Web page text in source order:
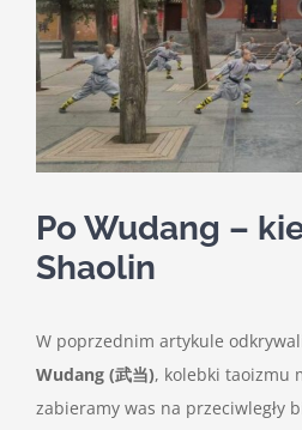
Po Wudang –
Shaolin
W poprzednim artykule
Wudang (武当), kolebki taoizmu
zabieramy was na przeciwległy